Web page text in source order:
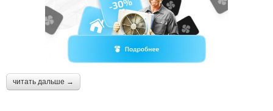
читать дальше →